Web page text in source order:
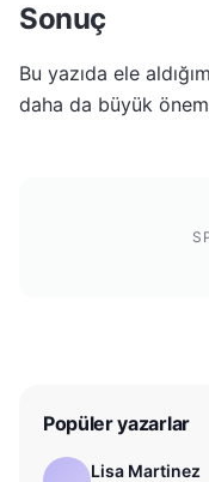
Sonuç
Bu yazıda ele
daha da büyük
Popüler yazarlar
Lisa Martinez